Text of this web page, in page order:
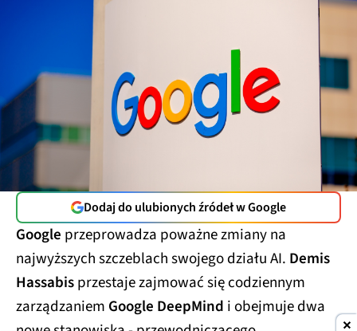
Dodaj do ulubionych źródeł w Google
Google przeprowadza poważne zmiany na
najwyższych szczeblach swojego działu AI. Demis
Hassabisprzestaje zajmować się codziennym
zarządzaniem Google DeepMind i obejmuje dwa